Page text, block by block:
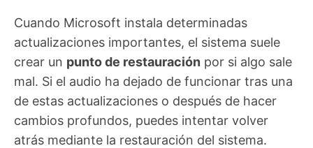
Cuando Microsoft instala determinadas
actualizaciones importantes, el sistema suele
crear un punto de restauración por si algo sale
mal. Si el audio ha dejado de funcionar tras una
de estas actualizaciones o después de hacer
cambios profundos, puedes intentar volver
atrás mediante la restauración del sistema.